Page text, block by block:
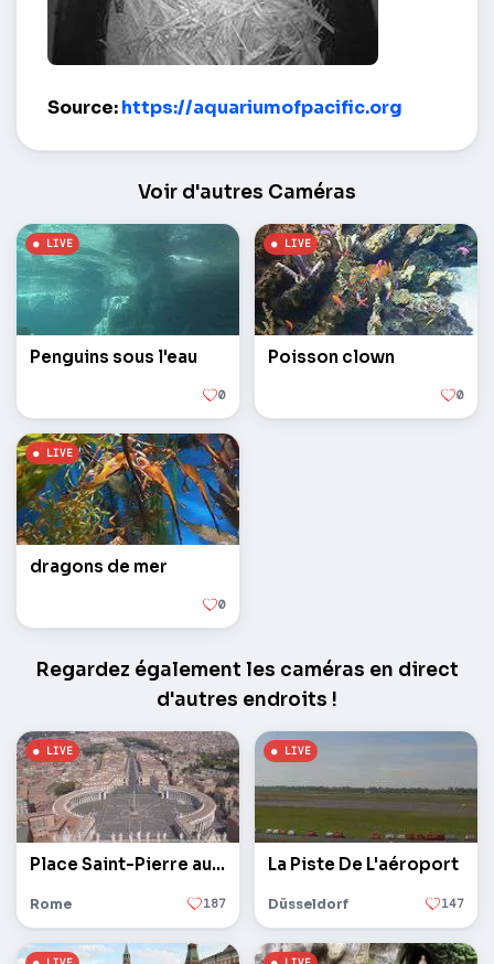
Source:https://aquariumofpacific.org
Voir d'autres Caméras
Penguins sous l'eau
0
Poisson clown
0
dragons de mer
0
Regardez également les caméras en direct
d'autres endroits !
Place Saint-Pierre au Vatican
Rome 187
La Piste De L'aéroport
Düsseldorf 147